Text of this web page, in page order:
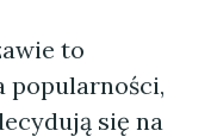
to
popularności,
się na